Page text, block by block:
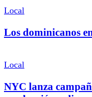
Local
Los dominicanos
Local
NYC lanza